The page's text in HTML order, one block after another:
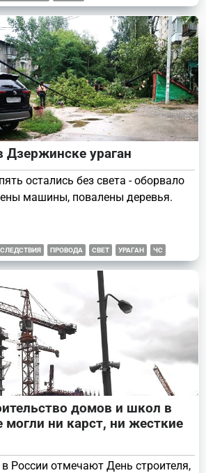
Дзержинске ураган
остались без света - оборвало
машины, повалены деревья.
ПРОВОДА СВЕТ УРАГАН ЧС
домов и школ в
ни карст, ни жесткие
в России отмечают День строителя,